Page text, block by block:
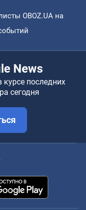
OBOZ.UA на
News
последних
сегодня